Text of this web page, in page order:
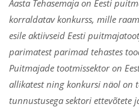
Aasta Tehasemaja on Eesti
korraldatav konkurss, mille
esile aktiivseid Eesti
parimatest parimad tehastes
Puitmajade tootmissektor on
allikatest ning konkursi näol on
tunnustusega sektori ettevõtete